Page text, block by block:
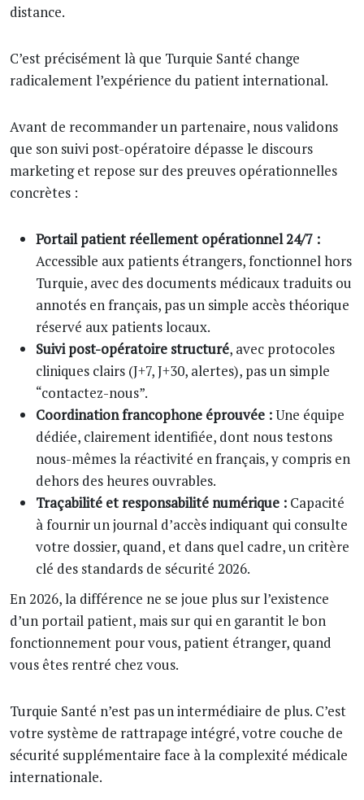
distance.
C’est précisément là que Turquie Santé change
radicalement l’expérience du patient international.
Avant de recommander un partenaire, nous validons
que son suivi post-opératoire dépasse le discours
marketing et repose sur des preuves opérationnelles
concrètes :
Portail patient réellement opérationnel 24/7 :
Accessible aux patients étrangers, fonctionnel hors
Turquie, avec des documents médicaux traduits ou
annotés en français, pas un simple accès théorique
réservé aux patients locaux.
Suivi post-opératoire structuré, avec protocoles
cliniques clairs (J+7, J+30, alertes), pas un simple
“contactez-nous”.
Coordination francophone éprouvée :Une équipe
dédiée, clairement identifiée, dont nous testons
nous-mêmes la réactivité en français, y compris en
dehors des heures ouvrables.
Traçabilité et responsabilité numérique : Capacité
à fournir un journal d’accès indiquant qui consulte
votre dossier, quand, et dans quel cadre, un critère
clé des standards de sécurité 2026.
En 2026, la différence ne se joue plus sur l’existence
d’un portail patient, mais sur qui en garantit le bon
fonctionnement pour vous, patient étranger, quand
vous êtes rentré chez vous.
Turquie Santé n’est pas un intermédiaire de plus. C’est
votre système de rattrapage intégré, votre couche de
sécurité supplémentaire face à la complexité médicale
internationale.